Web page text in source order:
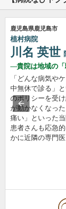
鹿児島県鹿児島市
植村病院
川名 英世
貴院は地域の「
「どんな病気や
中無休で診る」
のポリシーを受
が動かなくなっ
痛い」といった
患者さんも応急
かに近隣の専門